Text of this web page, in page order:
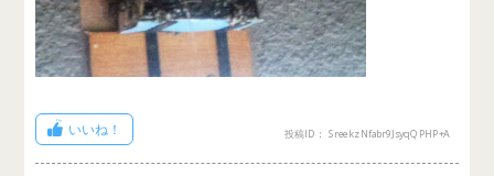
いいね！ 投稿ID： SreekzNfabr9JsyqQPHP+A